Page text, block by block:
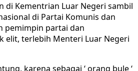
di Kementrian Luar Negeri sambil
di Partai Komunis dan
pemimpin partai dan
elit, terlebih Menteri Luar Negeri
karena sebagai ‘ orang bule ‘